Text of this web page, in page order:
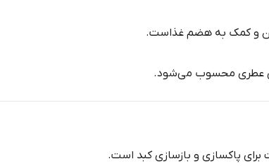
و کمک به هضم غذاست.
عطری محسوب می‌شود.
پاکسازی و بازسازی کبد است.